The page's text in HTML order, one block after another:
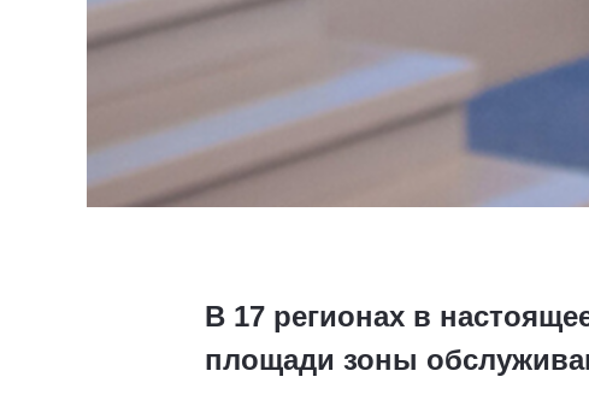
В 17 регионах в
площади зоны